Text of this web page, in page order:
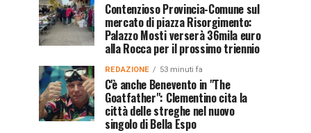
Contenzioso Provincia-Comune sul
mercato di piazza Risorgimento:
Palazzo Mosti verserà 36mila euro
alla Rocca per il prossimo triennio
REDAZIONE 53 minuti fa
C'è anche Benevento in "The
Goatfather": Clementino cita la
città delle streghe nel nuovo
singolo di Bella Espo